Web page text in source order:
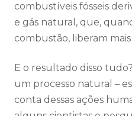
combustíveis fósseis
e gás natural, que,
combustão, liberam
E o resultado disso
um processo natural –
conta dessas ações